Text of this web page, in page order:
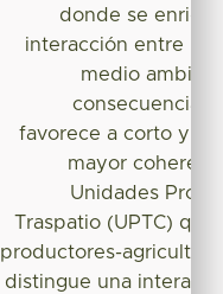
donde se
interacción entre
medio
consecuencia,
favorece a corto y
mayor
Unidades
Traspatio (UPTC)
productores-
distingue una